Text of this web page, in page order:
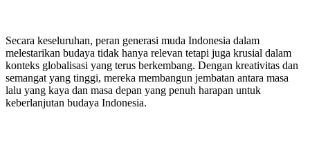
Secara keseluruhan, peran generasi muda Indonesia dalam
melestarikan budaya tidak hanya relevan tetapi juga krusial dalam
konteks globalisasi yang terus berkembang. Dengan kreativitas dan
semangat yang tinggi, mereka membangun jembatan antara masa
lalu yang kaya dan masa depan yang penuh harapan untuk
keberlanjutan budaya Indonesia.